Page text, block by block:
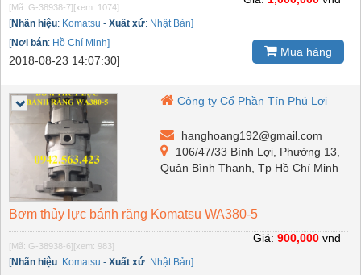
[Mã: G-38938-7] [xem: 1074]
[Nhãn hiệu: Komatsu - Xuất xứ: Nhật Bản]
[Nơi bán: Hồ Chí Minh]
2018-08-23 14:07:30]
Mua hàng
Công ty Cổ Phần Tín Phú Lợi
hanghoang192@gmail.com
106/47/33 Bình Lợi, Phường 13,
Quận Bình Thạnh, Tp Hồ Chí Minh
Bơm thủy lực bánh răng Komatsu WA380-5
[Mã: G-38938-6] [xem: 983]
[Nhãn hiệu: Komatsu - Xuất xứ: Nhật Bản]
Giá: 900,000 vnđ